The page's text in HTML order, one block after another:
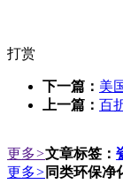
打赏
下一篇： 美
上一篇： 百
更多>文章标签：
更多> 同类环保净